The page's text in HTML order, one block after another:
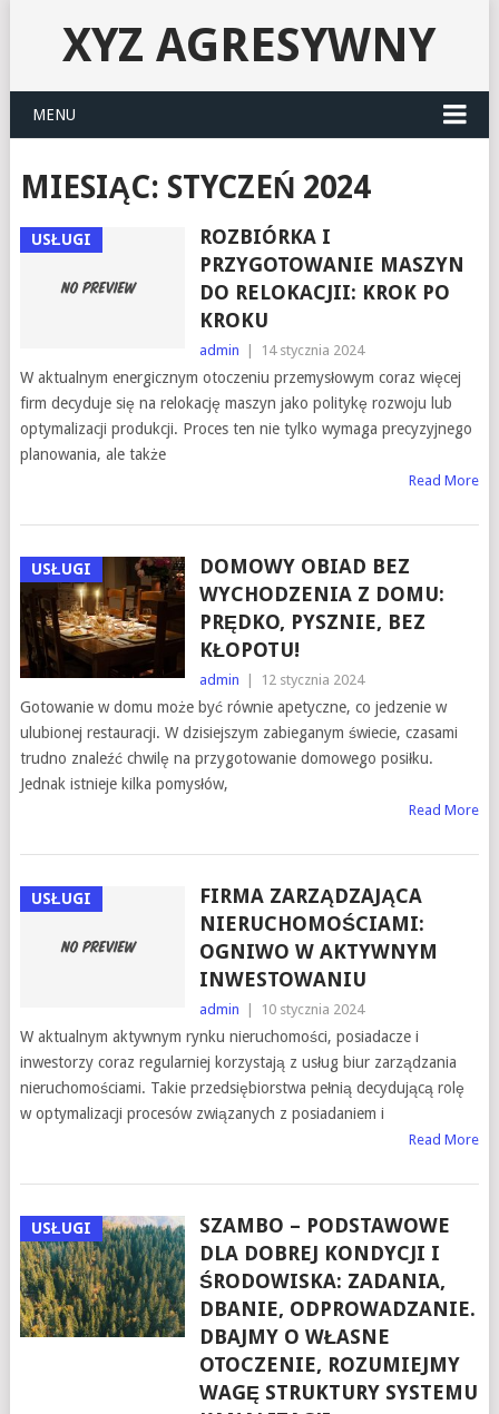
XYZ AGRESYWNY
MENU
MIESIĄC: STYCZEŃ 2024
USŁUGI
ROZBIÓRKA I
PRZYGOTOWANIE MASZYN
DO RELOKACJII: KROK PO
KROKU
admin 14 stycznia 2024
W aktualnym energicznym otoczeniu przemysłowym coraz więcej
firm decyduje się na relokację maszyn jako politykę rozwoju lub
optymalizacji produkcji. Proces ten nie tylko wymaga precyzyjnego
planowania, ale także
Read More
USŁUGI
DOMOWY OBIAD BEZ
WYCHODZENIA Z DOMU:
PRĘDKO, PYSZNIE, BEZ
KŁOPOTU!
admin 12 stycznia 2024
Gotowanie w domu może być równie apetyczne, co jedzenie w
ulubionej restauracji. W dzisiejszym zabieganym świecie, czasami
trudno znaleźć chwilę na przygotowanie domowego posiłku.
Jednak istnieje kilka pomysłów,
Read More
USŁUGI
FIRMA ZARZĄDZAJĄCA
NIERUCHOMOŚCIAMI:
OGNIWO W AKTYWNYM
INWESTOWANIU
admin 10 stycznia 2024
W aktualnym aktywnym rynku nieruchomości, posiadacze i
inwestorzy coraz regularniej korzystają z usług biur zarządzania
nieruchomościami. Takie przedsiębiorstwa pełnią decydującą rolę
w optymalizacji procesów związanych z posiadaniem i
Read More
USŁUGI
SZAMBO – PODSTAWOWE
DLA DOBREJ KONDYCJI I
ŚRODOWISKA: ZADANIA,
DBANIE, ODPROWADZANIE.
DBAJMY O WŁASNE
OTOCZENIE, ROZUMIEJMY
WAGĘ STRUKTURY SYSTEMU